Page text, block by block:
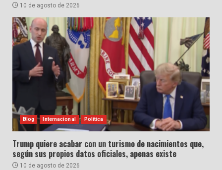
10 de agosto de 2026
Blog Internacional Política
Trump quiere acabar con un turismo de nacimientos que,
según sus propios datos oficiales, apenas existe
10 de agosto de 2026